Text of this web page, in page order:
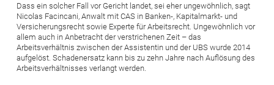
Dass ein solcher Fall vor Gericht landet, sei eher ungewöhnlich, sagt
Nicolas Facincani, Anwalt mit CAS in Banken-, Kapitalmarkt- und
Versicherungsrecht sowie Experte für Arbeitsrecht. Ungewöhnlich vor
allem auch in Anbetracht der verstrichenen Zeit – das
Arbeitsverhältnis zwischen der Assistentin und der UBS wurde 2014
aufgelöst. Schadenersatz kann bis zu zehn Jahre nach Auflösung des
Arbeitsverhältnisses verlangt werden.